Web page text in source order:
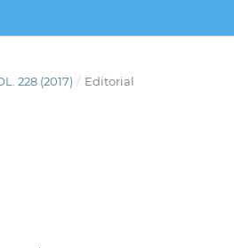
228 (2017) / Editorial